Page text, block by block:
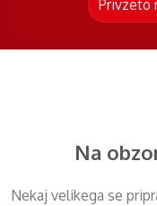
Na
Nekaj ​​velikega se